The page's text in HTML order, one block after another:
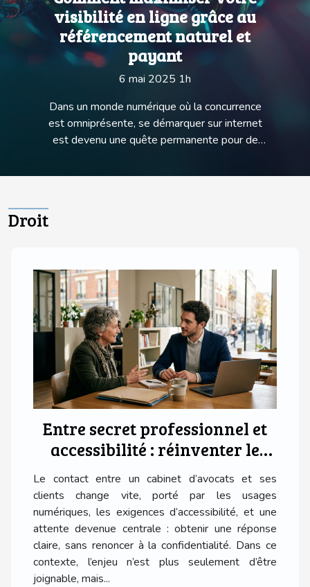
visibilité en ligne grâce au
référencement naturel et
payant
6 mai 2025 1h
Dans un monde numérique où la concurrence
est omniprésente, se démarquer sur internet
est devenu une quête permanente pour de
référencement, qu'il soit naturel ou payant, joue
efficaces pour maximiser votre présence sur le
transformer votre visibilité en ligne et
propulser votre site au sommet des résultats
de recherche. Les fondements du
référencement naturel Le référencement
naturel, ou SEO (Search Engine Optimization),
représente un ensemble de techniques visant à
améliorer la position d'un site web sur les
pages de résultats des moteurs de recherche.
Au cœur de cette...
Droit
Entre secret professionnel et
accessibilité : réinventer le
contact client
Le contact entre un cabinet d’avocats et ses
clients change vite, porté par les usages
numériques, les exigences d’accessibilité, et une
attente devenue centrale : obtenir une réponse
claire, sans renoncer à la confidentialité. Dans ce
contexte, l’enjeu n’est plus seulement d’être
joignable, mais...